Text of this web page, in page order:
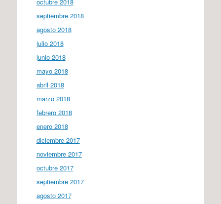
septiembre 2018
agosto 2018
julio 2018
junio 2018
mayo 2018
abril 2018
marzo 2018
febrero 2018
enero 2018
diciembre 2017
noviembre 2017
octubre 2017
septiembre 2017
agosto 2017